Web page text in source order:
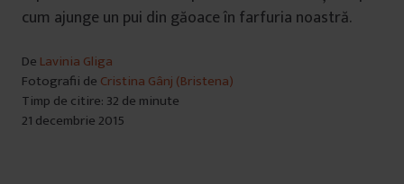
cum ajunge un pui din găoace în farfuria noastră.
De Lavinia Gliga
Fotografii de Cristina Gânj (Bristena)
Timp de citire: 32 de minute
21 decembrie 2015